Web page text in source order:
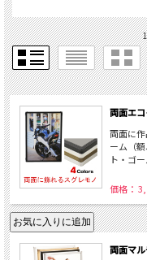
両面エ
両面に
ーム（
ト・ゴ
価格：
両面マ